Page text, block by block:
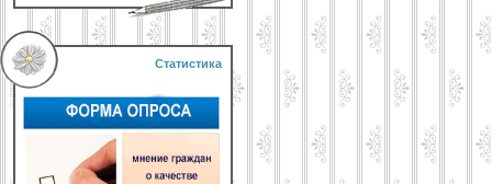
Статистика